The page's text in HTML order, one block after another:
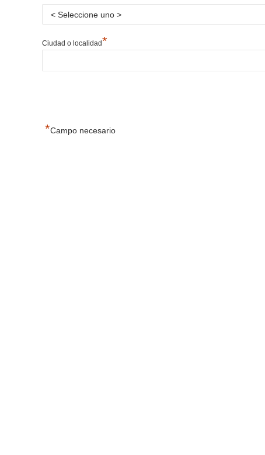
Ciudad o localidad*
*Campo necesario